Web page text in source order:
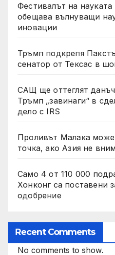
Фестивалът на
обещава вълнуващи
иновации
Тръмп подкрепя
сенатор от Тексас в
САЩ ще оттеглят
Тръмп „завинаги“ в
дело с IRS
Проливът Малака
точка, ако Азия не
Само 4 от 110 000
Хонконг са поставени
одобрение
Recent Comments
No comments to show.